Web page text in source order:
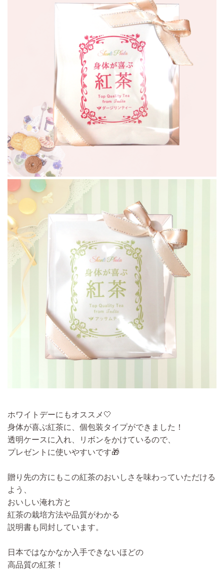
ホワイトデーにもオススメ🤍
身体が喜ぶ紅茶に、個包装タイプができました！
透明ケースに入れ、リボンをかけているので、
プレゼントに使いやすいです🎁
贈り先の方にもこの紅茶のおいしさを味わっていただける
よう、
おいしい淹れ方と
紅茶の栽培方法や品質がわかる
説明書も同封しています。
日本ではなかなか入手できないほどの
高品質の紅茶！